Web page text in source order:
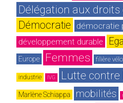
Délégation aux
Démocratie démocratie
développement durable
Europe Femmes filière vélo
industrie IVG Lutte contre
Marlène Schiappa mobilités